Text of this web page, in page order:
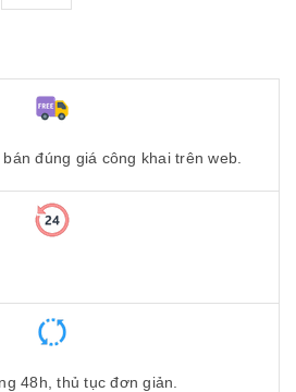
đúng giá công khai trên web.
48h, thủ tục đơn giản.